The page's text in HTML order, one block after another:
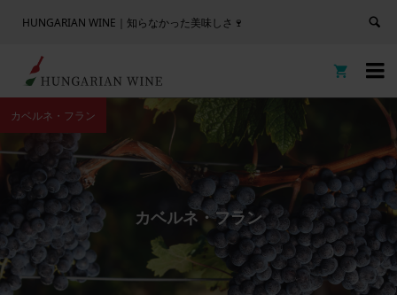
HUNGARIAN WINE｜知らなかった美味しさ🍷


カベルネ・フラン
カベルネ・フラン